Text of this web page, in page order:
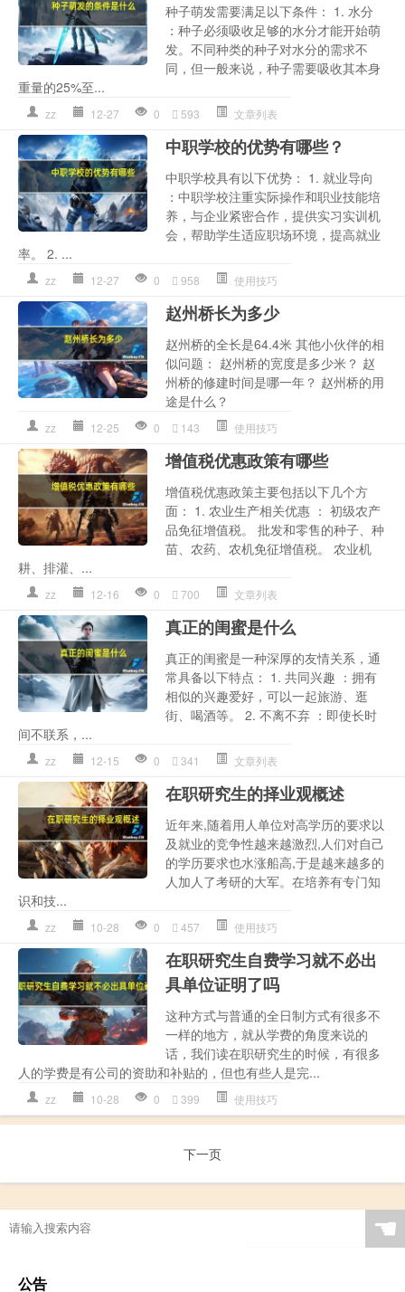
种子萌发需要满足以下条件： 1. 水分
：种子必须吸收足够的水分才能开始萌
发。不同种类的种子对水分的需求不
同，但一般来说，种子需要吸收其本身
重量的25%至...
zz 12-27 0 593 文章列表
中职学校的优势有哪些？
中职学校具有以下优势： 1. 就业导向
：中职学校注重实际操作和职业技能培
养，与企业紧密合作，提供实习实训机
会，帮助学生适应职场环境，提高就业
率。 2. ...
zz 12-27 0 958 使用技巧
赵州桥长为多少
赵州桥的全长是64.4米 其他小伙伴的相
似问题： 赵州桥的宽度是多少米？ 赵
州桥的修建时间是哪一年？ 赵州桥的用
途是什么？
zz 12-25 0 143 使用技巧
增值税优惠政策有哪些
增值税优惠政策主要包括以下几个方
面： 1. 农业生产相关优惠 ： 初级农产
品免征增值税。 批发和零售的种子、种
苗、农药、农机免征增值税。 农业机
耕、排灌、...
zz 12-16 0 700 文章列表
真正的闺蜜是什么
真正的闺蜜是一种深厚的友情关系，通
常具备以下特点： 1. 共同兴趣 ：拥有
相似的兴趣爱好，可以一起旅游、逛
街、喝酒等。 2. 不离不弃 ：即使长时
间不联系，...
zz 12-15 0 341 文章列表
在职研究生的择业观概述
近年来,随着用人单位对高学历的要求以
及就业的竞争性越来越激烈,人们对自己
的学历要求也水涨船高,于是越来越多的
人加人了考研的大军。在培养有专门知
识和技...
zz 10-28 0 457 使用技巧
在职研究生自费学习就不必出
具单位证明了吗
这种方式与普通的全日制方式有很多不
一样的地方，就从学费的角度来说的
话，我们读在职研究生的时候，有很多
人的学费是有公司的资助和补贴的，但也有些人是完...
zz 10-28 0 399 使用技巧
下一页
☚
公告